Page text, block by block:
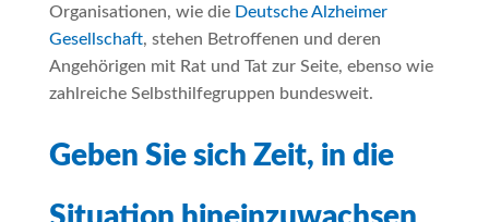
Organisationen, wie die Deutsche Alzheimer
Gesellschaft, stehen Betroffenen und deren
Angehörigen mit Rat und Tat zur Seite, ebenso wie
zahlreiche Selbsthilfegruppen bundesweit.
Geben Sie sich Zeit, in die